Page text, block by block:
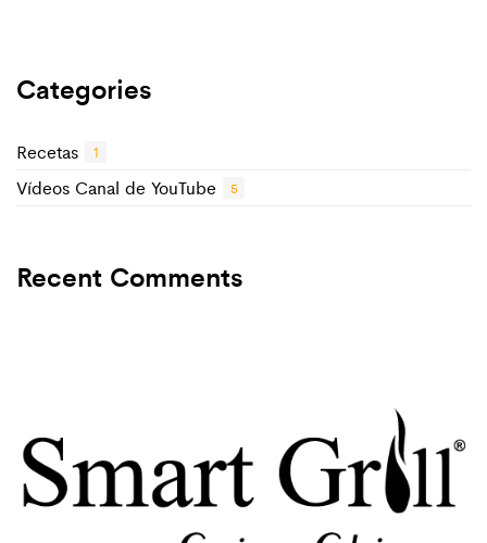
Categories
Recetas 1
Vídeos Canal de YouTube 5
Recent Comments